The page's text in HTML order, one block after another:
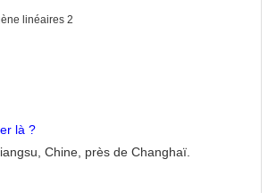
là ?
Chine, près de Changhaï.